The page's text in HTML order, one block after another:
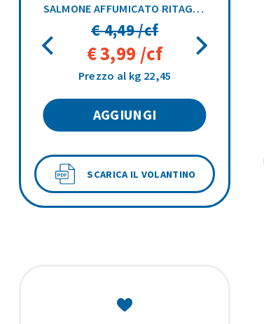
SALMONE AFFUMICATO RITAGLI 200GR
€ 4,49 /cf
€ 3,99 /cf
Prezzo al kg 22,45
AGGIUNGI
SCARICA IL VOLANTINO